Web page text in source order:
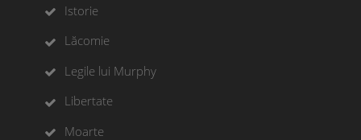
Istorie
Lăcomie
Legile lui Murphy
Libertate
Moarte